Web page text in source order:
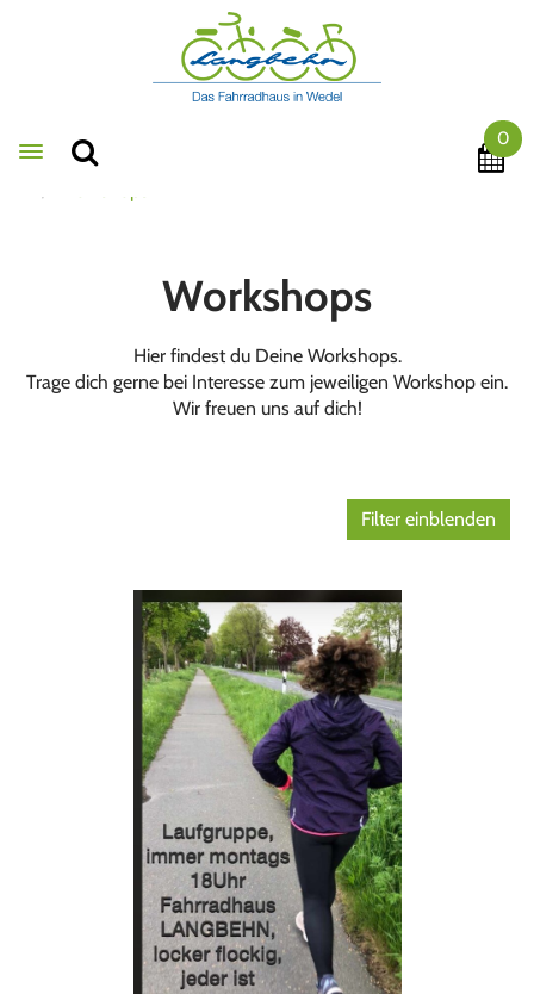
Toggle navigation
0
Workshops
Hier findest du Deine Workshops.
Trage dich gerne bei Interesse zum jeweiligen Workshop ein.
Wir freuen uns auf dich!
Filter einblenden